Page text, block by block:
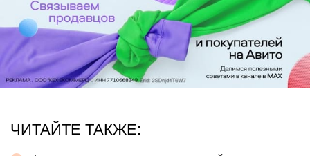
ЧИТАЙТЕ ТАКЖЕ: